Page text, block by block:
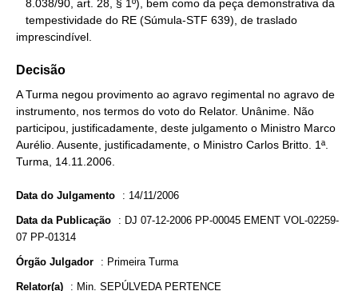
imprescindível.
Decisão
A Turma negou provimento ao agravo regimental no agravo de
instrumento, nos termos do voto do Relator. Unânime. Não
participou, justificadamente, deste julgamento o Ministro Marco
Aurélio. Ausente, justificadamente, o Ministro Carlos Britto. 1ª.
Turma, 14.11.2006.
Data do Julgamento : 14/11/2006
Data da Publicação : DJ 07-12-2006 PP-00045 EMENT VOL-02259-
07 PP-01314
Órgão Julgador : Primeira Turma
Relator(a) : Min. SEPÚLVEDA PERTENCE